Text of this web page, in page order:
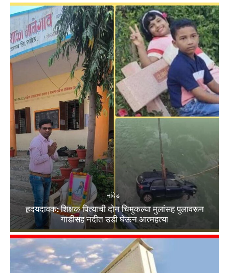
नांदेड
हृदयदावक: शिक्षक पित्याची दोन चिमुकल्या मुलांसह पुलावरून
गाडीसह नदीत उडी घेऊन आत्महत्या